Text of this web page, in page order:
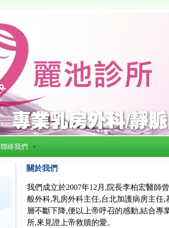
聯絡我們
關於我們
我們成立於2007年12月,院長李柏宏醫師
般外科,乳房外科主任,台北加護病房主任
層不斷下降,便以上帝呼召的感動,結合專
所,來見證上帝救贖的愛。